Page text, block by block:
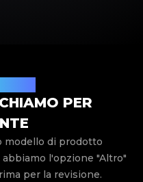
PER
modello di prodotto
l'opzione "Altro"
per la revisione.